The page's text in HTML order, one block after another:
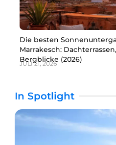
Die besten
Marrakesch:
Bergblicke (2026)
JULI 21, 2026
In Spotlight